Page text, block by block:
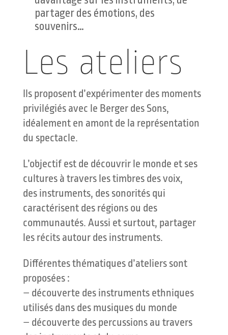
partager des émotions, des
souvenirs…
Les ateliers
Ils proposent d’expérimenter des moments
privilégiés avec le Berger des Sons,
idéalement en amont de la représentation
du spectacle.
L’objectif est de découvrir le monde et ses
cultures à travers les timbres des voix,
des instruments, des sonorités qui
caractérisent des régions ou des
communautés. Aussi et surtout, partager
les récits autour des instruments.
Différentes thématiques d’ateliers sont
proposées :
– découverte des instruments ethniques
utilisés dans des musiques du monde
– découverte des percussions au travers